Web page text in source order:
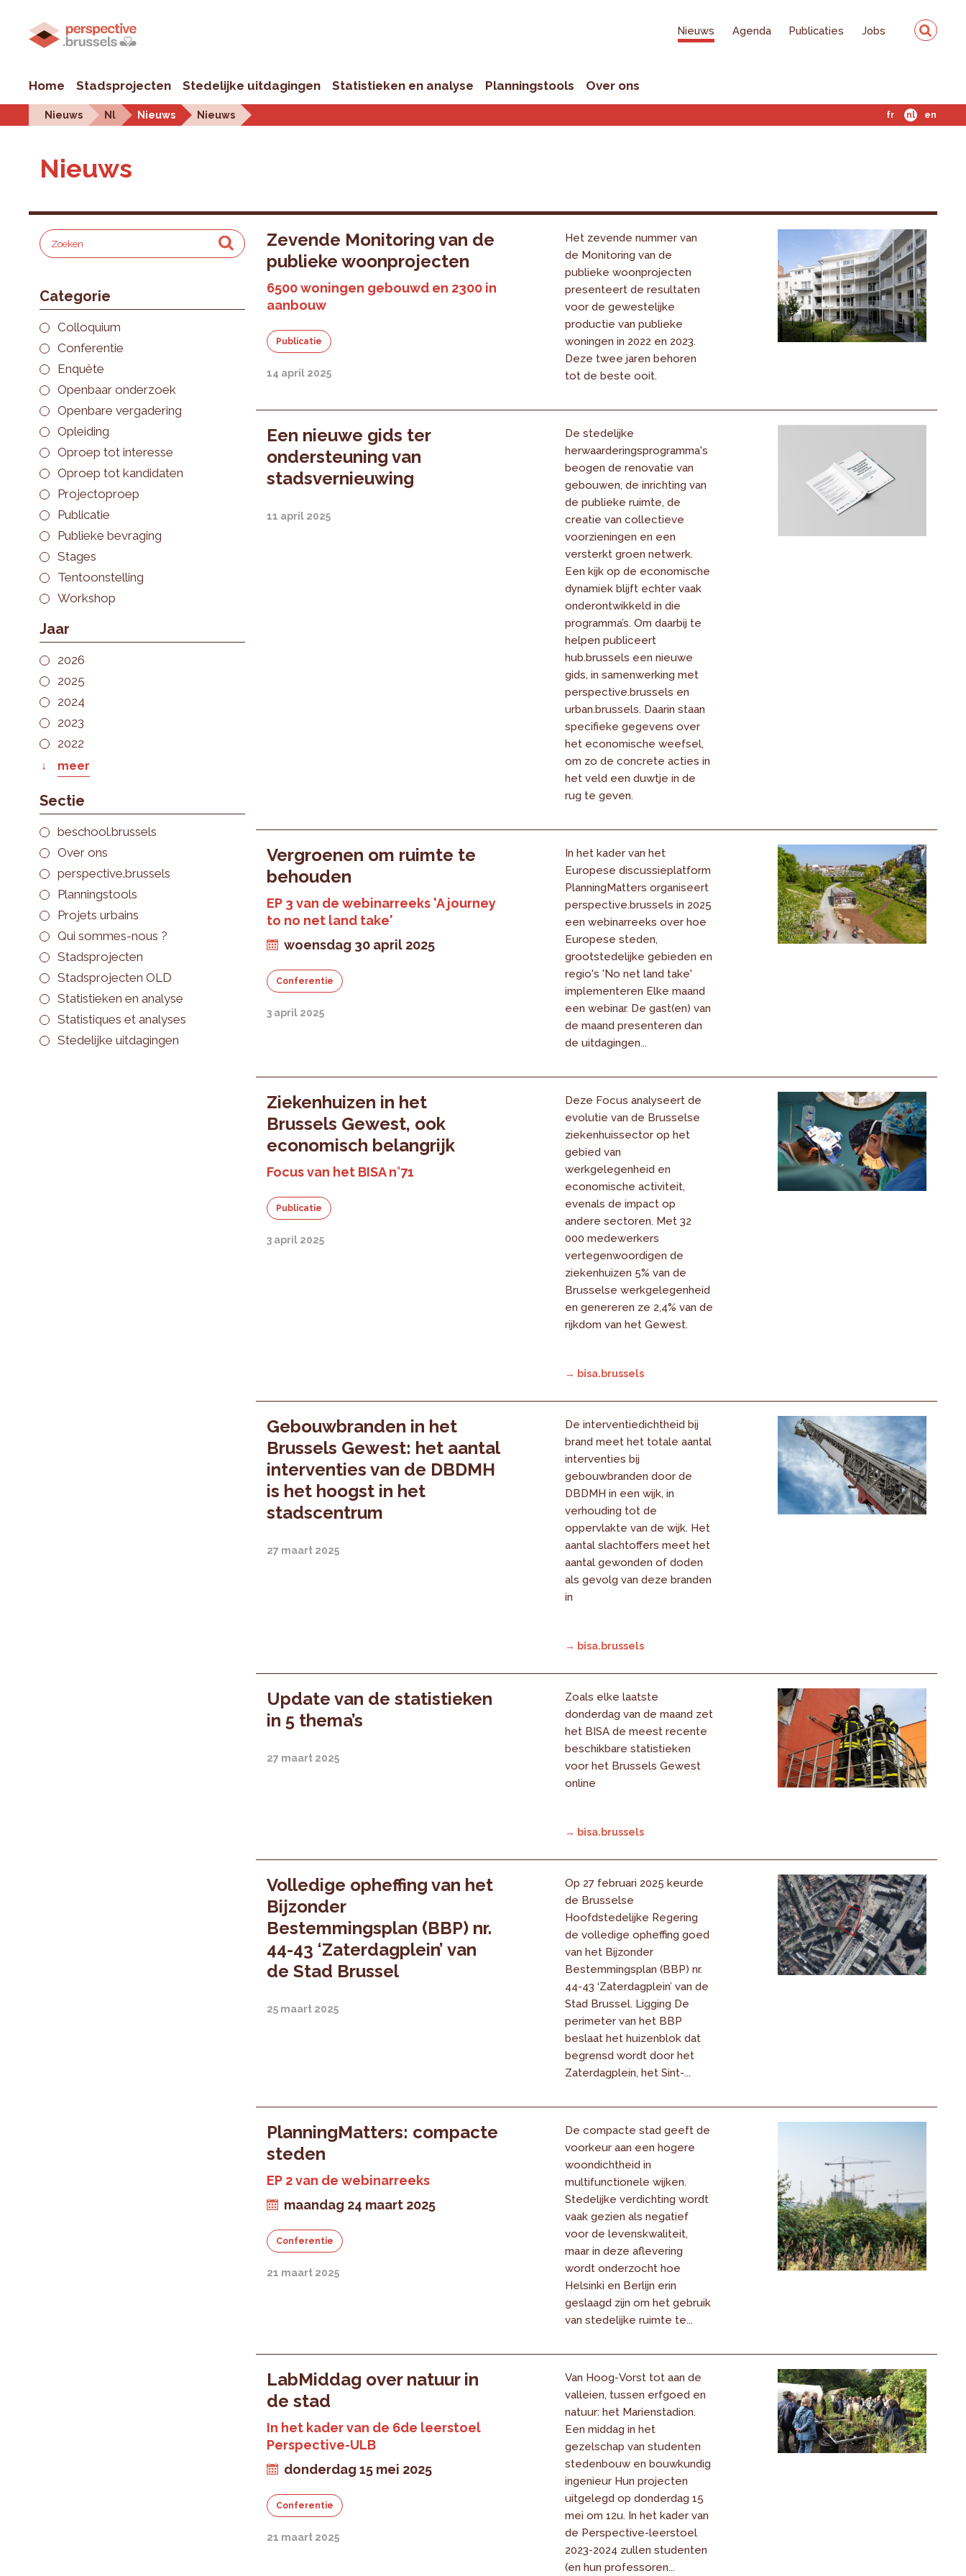
Nieuws Agenda Publicaties Jobs
Home Stadsprojecten Stedelijke uitdagingen Statistieken en analyse Planningstools Over ons
Nieuws Nl Nieuws Nieuws fr nl en
Nieuws
Categorie
Colloquium
Conferentie
Enquête
Openbaar onderzoek
Openbare vergadering
Opleiding
Oproep tot interesse
Oproep tot kandidaten
Projectoproep
Publicatie
Publieke bevraging
Stages
Tentoonstelling
Workshop
Jaar
2026
2025
2024
2023
2022
meer
Sectie
beschool.brussels
Over ons
perspective.brussels
Planningstools
Projets urbains
Qui sommes-nous ?
Stadsprojecten
Stadsprojecten OLD
Statistieken en analyse
Statistiques et analyses
Stedelijke uitdagingen
Zevende Monitoring van de
publieke woonprojecten
6500 woningen gebouwd en 2300 in
aanbouw
Publicatie
14 april 2025
Het zevende nummer van
de Monitoring van de
publieke woonprojecten
presenteert de resultaten
voor de gewestelijke
productie van publieke
woningen in 2022 en 2023.
Deze twee jaren behoren
tot de beste ooit.
Een nieuwe gids ter
ondersteuning van
stadsvernieuwing
11 april 2025
De stedelijke
herwaarderingsprogramma's
beogen de renovatie van
gebouwen, de inrichting van
de publieke ruimte, de
creatie van collectieve
voorzieningen en een
versterkt groen netwerk.
Een kijk op de economische
dynamiek blijft echter vaak
onderontwikkeld in die
programma’s. Om daarbij te
helpen publiceert
hub.brussels een nieuwe
gids, in samenwerking met
perspective.brussels en
urban.brussels. Daarin staan
specifieke gegevens over
het economische weefsel,
om zo de concrete acties in
het veld een duwtje in de
rug te geven.
Vergroenen om ruimte te
behouden
EP 3 van de webinarreeks 'A journey
to no net land take'
woensdag 30 april 2025
Conferentie
3 april 2025
In het kader van het
Europese discussieplatform
PlanningMatters organiseert
perspective.brussels in 2025
een webinarreeks over hoe
Europese steden,
grootstedelijke gebieden en
regio's 'No net land take'
implementeren Elke maand
een webinar. De gast(en) van
de maand presenteren dan
de uitdagingen...
Ziekenhuizen in het
Brussels Gewest, ook
economisch belangrijk
Focus van het BISA n°71
Publicatie
3 april 2025
Deze Focus analyseert de
evolutie van de Brusselse
ziekenhuissector op het
gebied van
werkgelegenheid en
economische activiteit,
evenals de impact op
andere sectoren. Met 32
000 medewerkers
vertegenwoordigen de
ziekenhuizen 5% van de
Brusselse werkgelegenheid
en genereren ze 2,4% van de
rijkdom van het Gewest.
→ bisa.brussels
Gebouwbranden in het
Brussels Gewest: het aantal
interventies van de DBDMH
is het hoogst in het
stadscentrum
27 maart 2025
De interventiedichtheid bij
brand meet het totale aantal
interventies bij
gebouwbranden door de
DBDMH in een wijk, in
verhouding tot de
oppervlakte van de wijk. Het
aantal slachtoffers meet het
aantal gewonden of doden
als gevolg van deze branden
in
→ bisa.brussels
Update van de statistieken
in 5 thema’s
27 maart 2025
Zoals elke laatste
donderdag van de maand zet
het BISA de meest recente
beschikbare statistieken
voor het Brussels Gewest
online
→ bisa.brussels
Volledige opheffing van het
Bijzonder
Bestemmingsplan (BBP) nr.
44-43 ‘Zaterdagplein’ van
de Stad Brussel
25 maart 2025
Op 27 februari 2025 keurde
de Brusselse
Hoofdstedelijke Regering
de volledige opheffing goed
van het Bijzonder
Bestemmingsplan (BBP) nr.
44-43 ‘Zaterdagplein’ van de
Stad Brussel. Ligging De
perimeter van het BBP
beslaat het huizenblok dat
begrensd wordt door het
Zaterdagplein, het Sint-...
PlanningMatters: compacte
steden
EP 2 van de webinarreeks
maandag 24 maart 2025
Conferentie
21 maart 2025
De compacte stad geeft de
voorkeur aan een hogere
woondichtheid in
multifunctionele wijken.
Stedelijke verdichting wordt
vaak gezien als negatief
voor de levenskwaliteit,
maar in deze aflevering
wordt onderzocht hoe
Helsinki en Berlijn erin
geslaagd zijn om het gebruik
van stedelijke ruimte te...
LabMiddag over natuur in
de stad
In het kader van de 6de leerstoel
Perspective-ULB
donderdag 15 mei 2025
Conferentie
21 maart 2025
Van Hoog-Vorst tot aan de
valleien, tussen erfgoed en
natuur: het Marienstadion.
Een middag in het
gezelschap van studenten
stedenbouw en bouwkundig
ingenieur Hun projecten
uitgelegd op donderdag 15
mei om 12u. In het kader van
de Perspective-leerstoel
2023-2024 zullen studenten
(en hun professoren...